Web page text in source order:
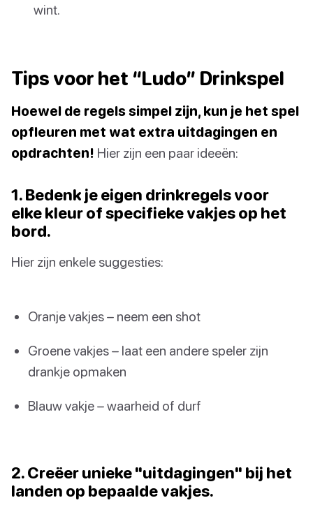
wint.
Tips voor het “Ludo” Drinkspel
Hoewel de regels simpel zijn, kun je het spel
opfleuren met wat extra uitdagingen en
opdrachten! Hier zijn een paar ideeën:
1. Bedenk je eigen drinkregels voor
elke kleur of specifieke vakjes op het
bord.
Hier zijn enkele suggesties:
Oranje vakjes – neem een shot
Groene vakjes – laat een andere speler zijn
drankje opmaken
Blauw vakje – waarheid of durf
2. Creëer unieke "uitdagingen" bij het
landen op bepaalde vakjes.